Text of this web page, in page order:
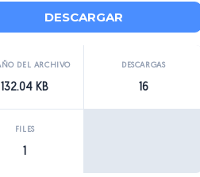
DESCARGAR
DEL ARCHIVO
132.04 KB
DESCARGAS
16
FILES
1